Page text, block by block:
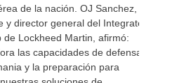
de la nación. OJ Sanchez,
y director general del Integrated
de Lockheed Martin, afirmó:
las capacidades de defensa
y la preparación para